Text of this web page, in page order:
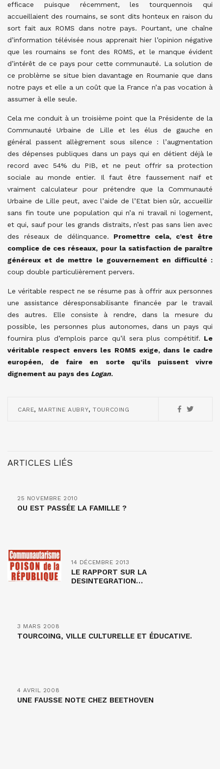
efficace puisque récemment, les tourquennois qui
accueillaient des roumains, se sont dits honteux en raison du
sort fait aux ROMS dans notre pays. Pourtant, une chaîne
d’information télévisée nous apprenait hier l’opinion négative
que les roumains se font des ROMS, et le manque évident
d’intérêt de ce pays pour cette communauté. La solution de
ce problème se situe bien davantage en Roumanie que dans
notre pays et elle a un coût que la France n’a pas vocation à
assumer à elle seule.
Cela me conduit à un troisième point que la Présidente de la
Communauté Urbaine de Lille et les élus de gauche en
général passent allègrement sous silence : l’augmentation
des dépenses publiques dans un pays qui en détient déjà le
record avec 54% du PIB, et ne peut offrir sa protection
sociale au monde entier. Il faut être faussement naïf et
vraiment calculateur pour prétendre que la Communauté
Urbaine de Lille peut, avec l’aide de l’Etat bien sûr, accueillir
sans fin toute une population qui n’a ni travail ni logement,
et qui, sauf pour les grands distraits, n’est pas sans lien avec
des réseaux de délinquance. Promettre cela, c’est être
complice de ces réseaux, pour la satisfaction de paraître
généreux et de mettre le gouvernement en difficulté :
coup double particulièrement pervers.
Le véritable respect ne se résume pas à offrir aux personnes
une assistance déresponsabilisante financée par le travail
des autres. Elle consiste à rendre, dans la mesure du
possible, les personnes plus autonomes, dans un pays qui
fournira plus d’emplois parce qu’il sera plus compétitif. Le
véritable respect envers les ROMS exige, dans le cadre
européen, de faire en sorte qu’ils puissent vivre
dignement au pays des Logan.
CARE, MARTINE AUBRY,TOURCOING
ARTICLES LIÉS
25 NOVEMBRE 2010
OU EST PASSÉE LA FAMILLE ?
14 DÉCEMBRE 2013
LE RAPPORT SUR LA
DESINTEGRATION…
3 MARS 2008
TOURCOING, VILLE CULTURELLE ET ÉDUCATIVE.
4 AVRIL 2008
UNE FAUSSE NOTE CHEZ BEETHOVEN